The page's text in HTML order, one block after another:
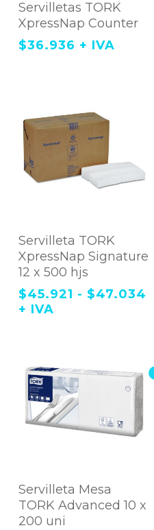
Servilletas TORK
XpressNap Counter
$36.936 + IVA
Agregar Al
Carrito
producto
tiene
múltiples
variantes.
Las
opciones
se
pueden
de
producto
Servilleta TORK
XpressNap Signature
12 x 500 hjs
$45.921 - $47.034
+ IVA
Agregar Al Carrito
Servilleta Mesa
TORK Advanced 10 x
200 uni